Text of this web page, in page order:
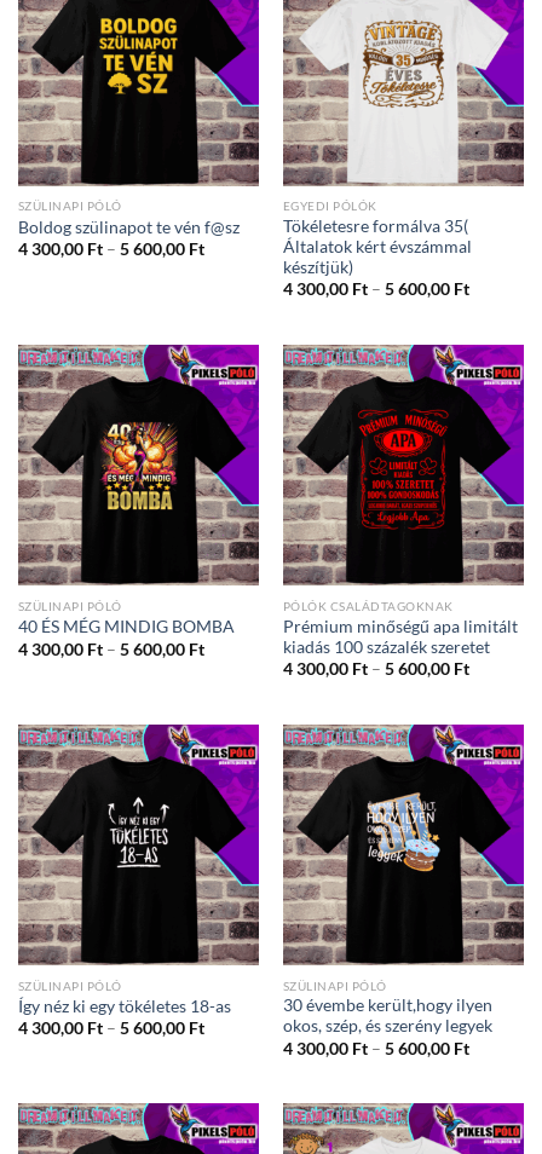
SZÜLINAPI PÓLÓ
Boldog szülinapot te vén f@sz
4 300,00 Ft – 5 600,00 FtÁrtartomány:
EGYEDI PÓLÓK
Tökéletesre formálva 35(
Általatok kért évszámmal
készítjük)
4 300,00 Ft – 5 600,00 Ft
5
600,00 Ft
SZÜLINAPI PÓLÓ
40 ÉS MÉG MINDIG BOMBA
4 300,00 Ft – 5 600,00 FtÁrtartomány:
600,00 Ft
PÓLÓK CSALÁDTAGOKNAK
Prémium minőségű apa limitált
kiadás 100 százalék szeretet
4 300,00 Ft – 5 600,00 Ft
5
600,00 Ft
SZÜLINAPI PÓLÓ
Így néz ki egy tökéletes 18-as
4 300,00 Ft – 5 600,00 FtÁrtartomány:
600,00 Ft
SZÜLINAPI PÓLÓ
30 évembe került,hogy ilyen
okos, szép, és szerény legyek
4 300,00 Ft – 5 600,00 Ft
5
600,00 Ft